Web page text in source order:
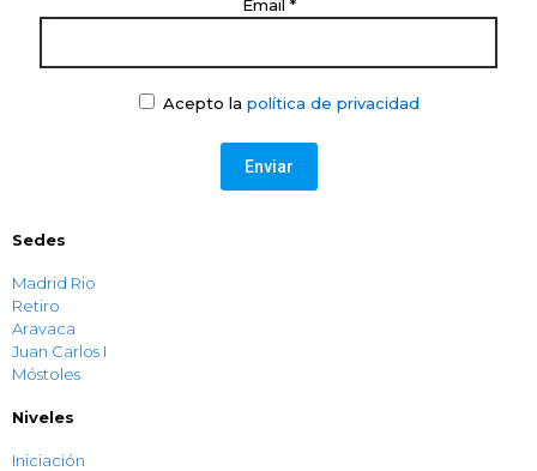
Email *
Acepto la política de privacidad
Sedes
Madrid Rio
Retiro
Aravaca
Juan Carlos I
Móstoles
Niveles
Iniciación